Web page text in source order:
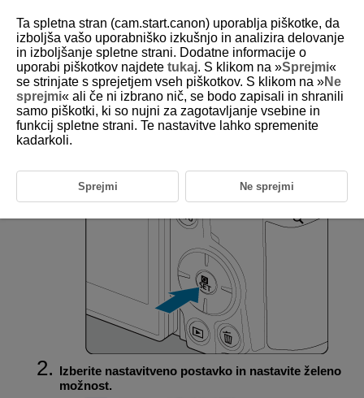
D180-025
Hitri krmilnik
Prikazane nastavitve lahko izberete in nastavite neposredno in
Pritisnite gumb
Izberite nastavitveno postavko in nastavite želeno
možnost.
Ta spletna stran (cam.start.canon) uporablja piškotke, da
izboljša vašo uporabniško izkušnjo in analizira delovanje
in izboljšanje spletne strani. Dodatne informacije o
uporabi piškotkov najdete tukaj. S klikom na »Sprejmi«
se strinjate s sprejetjem vseh piškotkov. S klikom na »Ne
sprejmi« ali če ni izbrano nič, se bodo zapisali in shranili
samo piškotki, ki so nujni za zagotavljanje vsebine in
funkcij spletne strani. Te nastavitve lahko spremenite
kadarkoli.
Sprejmi Ne sprejmi